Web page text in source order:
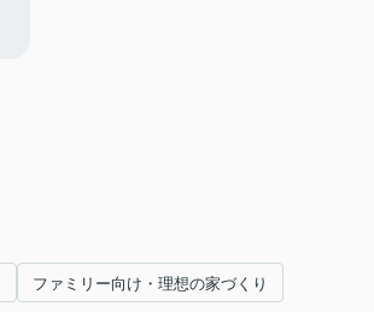
ファミリー向け・理想の家づくり